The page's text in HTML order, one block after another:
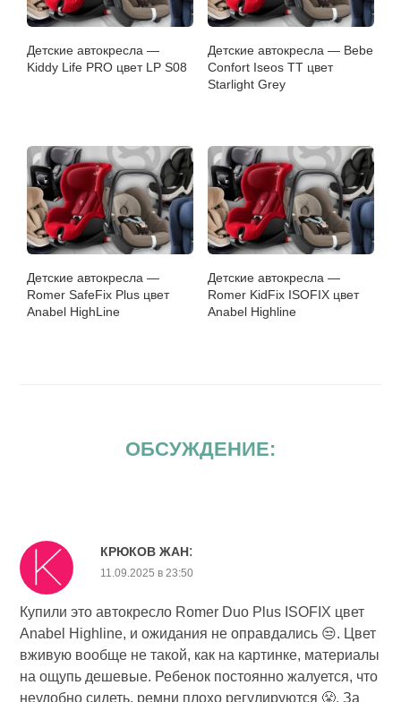
Детские автокресла —
Kiddy Life PRO цвет LP S08
Детские автокресла — Bebe
Confort Iseos TT цвет
Starlight Grey
Детские автокресла —
Romer SafeFix Plus цвет
Anabel HighLine
Детские автокресла —
Romer KidFix ISOFIX цвет
Anabel Highline
ОБСУЖДЕНИЕ:
КРЮКОВ ЖАН:
11.09.2025 в 23:50
Купили это автокресло Romer Duo Plus ISOFIX цвет
Anabel Highline, и ожидания не оправдались 😒. Цвет
вживую вообще не такой, как на картинке, материалы
на ощупь дешевые. Ребенок постоянно жалуется, что
неудобно сидеть, ремни плохо регулируются 😤. За